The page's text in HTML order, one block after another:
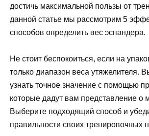
достичь максимальной пользы от
данной статье мы рассмотрим 5
способов определить вес эспандера.
Не стоит беспокоиться, если на
только диапазон веса утяжелителя.
узнать точное значение с помощью
которые дадут вам представление о
Выберите подходящий способ и
правильности своих тренировочных